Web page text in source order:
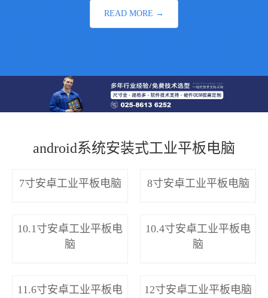
READ MORE →
android系统安装式工业平板电脑
7寸安卓工业平板电脑 8寸安卓工业平板电脑
10.1寸安卓工业平板电
脑
10.4寸安卓工业平板电
脑
11.6寸安卓工业平板电
12寸安卓工业平板电脑